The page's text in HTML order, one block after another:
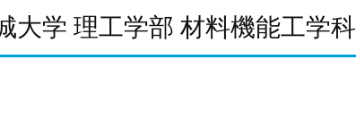
大学 理工学部 材料機能工学科